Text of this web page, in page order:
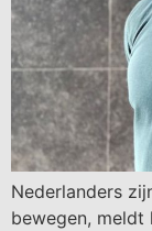
Nederlanders
bewegen, meldt